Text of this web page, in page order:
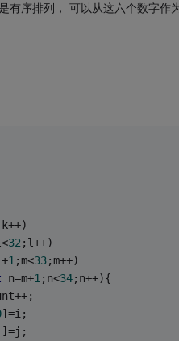
有序排列， 可以从这六个数字
32 ;l++)
1 ;m<33;m++)
n=m+1 ;n<34;n++){
count++;
]=i;
]=j;